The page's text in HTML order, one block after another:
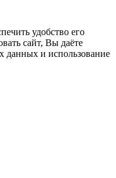
удобство его
сайт, Вы даёте
данных и использование